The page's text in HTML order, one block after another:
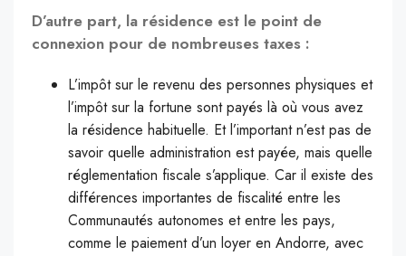
D’autre part, la résidence est le point de
connexion pour de nombreuses taxes :
L’impôt sur le revenu des personnes physiques et
l’impôt sur la fortune sont payés là où vous avez
la résidence habituelle. Et l’important n’est pas de
savoir quelle administration est payée, mais quelle
réglementation fiscale s’applique. Car il existe des
différences importantes de fiscalité entre les
Communautés autonomes et entre les pays,
comme le paiement d’un loyer en Andorre, avec